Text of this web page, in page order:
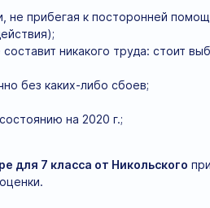
прибегая к посторонней
никакого труда: стоит
без каких-либо сбоев;
на 2020 г.;
для 7 класса от Никольского